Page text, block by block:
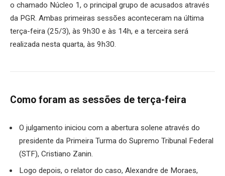
o chamado Núcleo 1, o principal grupo de acusados através
da PGR. Ambas primeiras sessões aconteceram na última
terça-feira (25/3), às 9h30 e às 14h, e a terceira será
realizada nesta quarta, às 9h30.
Como foram as sessões de terça-feira
O julgamento iniciou com a abertura solene através do
presidente da Primeira Turma do Supremo Tribunal Federal
(STF), Cristiano Zanin.
Logo depois, o relator do caso, Alexandre de Moraes,